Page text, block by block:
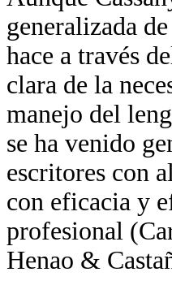
generalizada
hace a través
clara de la
manejo del
se ha venido
escritores con
con eficacia y
profesional
Henao &